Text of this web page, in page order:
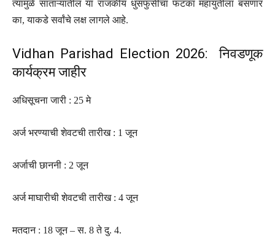
त्यामुळे साताऱ्यातील या राजकीय धुसफुसीचा फटका महायुतीला बसणार
का, याकडे सर्वांचे लक्ष लागले आहे.
Vidhan Parishad Election 2026: निवडणूक
कार्यक्रम जाहीर
अधिसूचना जारी : 25 मे
अर्ज भरण्याची शेवटची तारीख : 1 जून
अर्जाची छाननी : 2 जून
अर्ज माघारीची शेवटची तारीख : 4 जून
मतदान : 18 जून – स. 8 ते दु. 4.